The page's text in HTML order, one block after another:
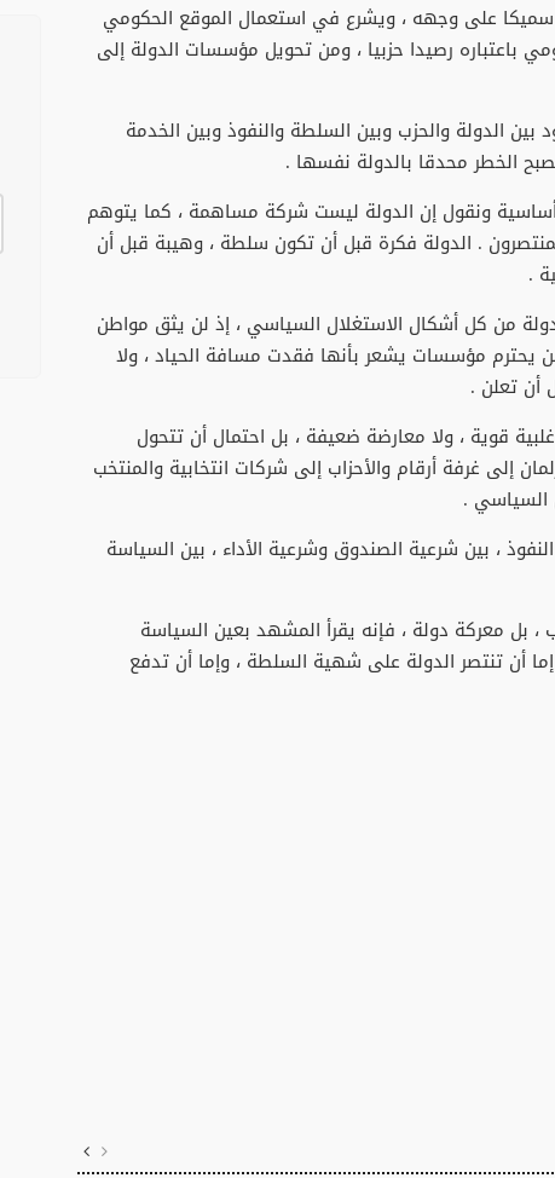
على وجهه ، ويشرع في استعمال الموقع الحكومي
باعتباره رصيدا حزبيا ، ومن تحويل مؤسسات الدولة إلى
بين الدولة والحزب وبين السلطة والنفوذ وبين الخدمة
الخطر محدقا بالدولة نفسها .
ونقول إن الدولة ليست شركة مساهمة ، كما يتوهم
. الدولة فكرة قبل أن تكون سلطة ، وهيبة قبل أن
.
من كل أشكال الاستغلال السياسي ، إذ لن يثق مواطن
يحترم مؤسسات يشعر بأنها فقدت مسافة الحياد ، ولا
أن تعلن .
قوية ، ولا معارضة ضعيفة ، بل احتمال أن تتحول
إلى غرفة أرقام والأحزاب إلى شركات انتخابية والمنتخب
السياسي .
، بين شرعية الصندوق وشرعية الأداء ، بين السياسة
ليست معركة أحزاب ، بل معركة دولة ، فإنه يقرأ المشهد بعين السياسة
إما أن تنتصر الدولة على شهية السلطة ، وإما أن تدفع